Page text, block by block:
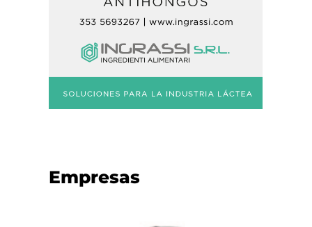
Empresas